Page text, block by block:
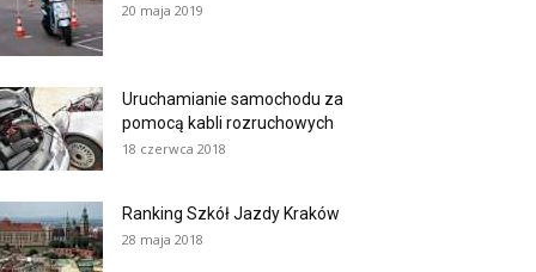
20 maja 2019
Uruchamianie samochodu za
pomocą kabli rozruchowych
18 czerwca 2018
Ranking Szkół Jazdy Kraków
28 maja 2018